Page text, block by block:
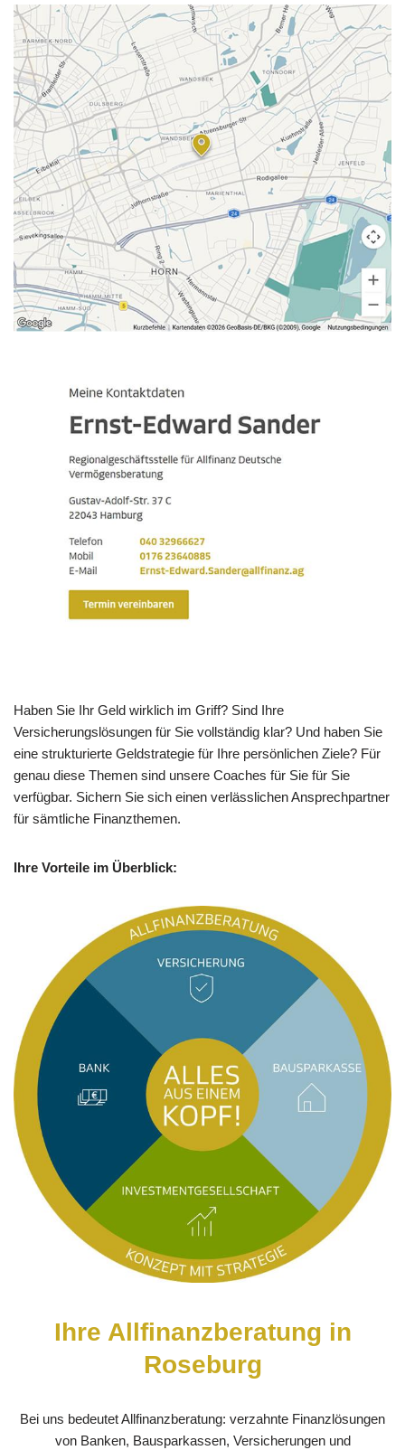
Haben Sie Ihr Geld wirklich im Griff? Sind Ihre
Versicherungslösungen für Sie vollständig klar? Und haben Sie
eine strukturierte Geldstrategie für Ihre persönlichen Ziele? Für
genau diese Themen sind unsere Coaches für Sie für Sie
verfügbar. Sichern Sie sich einen verlässlichen Ansprechpartner
für sämtliche Finanzthemen.
Ihre Vorteile im Überblick:
Ihre Allfinanzberatung in
Roseburg
Bei uns bedeutet Allfinanzberatung: verzahnte Finanzlösungen
von Banken, Bausparkassen, Versicherungen und